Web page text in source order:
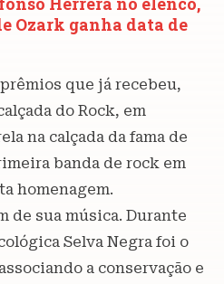
Ozark ganha data de
que já recebeu,
do Rock, em
na calçada da fama de
banda de rock em
homenagem.
de sua música. Durante
Selva Negra foi o
associando a conservação e